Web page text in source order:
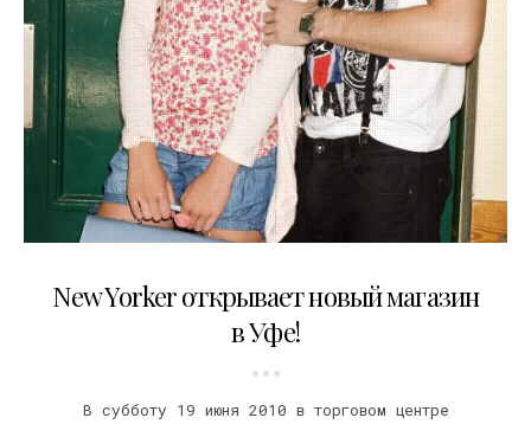
New Yorker открывает новый магазин
в Уфе!
В субботу 19 июня 2010 в торговом центре